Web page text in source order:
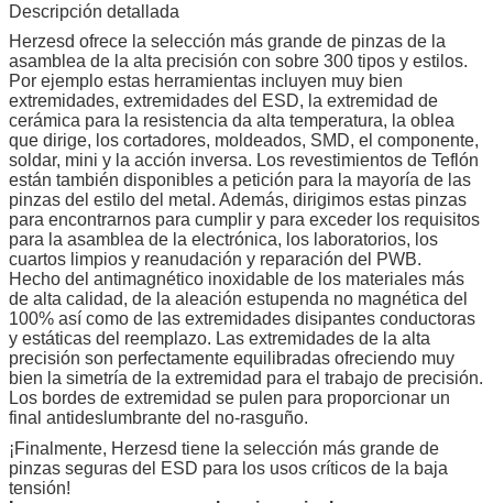
Descripción detallada
Herzesd ofrece la selección más grande de pinzas de la
asamblea de la alta precisión con sobre 300 tipos y estilos.
Por ejemplo estas herramientas incluyen muy bien
extremidades, extremidades del ESD, la extremidad de
cerámica para la resistencia da alta temperatura, la oblea
que dirige, los cortadores, moldeados, SMD, el componente,
soldar, mini y la acción inversa. Los revestimientos de Teflón
están también disponibles a petición para la mayoría de las
pinzas del estilo del metal. Además, dirigimos estas pinzas
para encontrarnos para cumplir y para exceder los requisitos
para la asamblea de la electrónica, los laboratorios, los
cuartos limpios y reanudación y reparación del PWB.
Hecho del antimagnético inoxidable de los materiales más
de alta calidad, de la aleación estupenda no magnética del
100% así como de las extremidades disipantes conductoras
y estáticas del reemplazo. Las extremidades de la alta
precisión son perfectamente equilibradas ofreciendo muy
bien la simetría de la extremidad para el trabajo de precisión.
Los bordes de extremidad se pulen para proporcionar un
final antideslumbrante del no-rasguño.
¡Finalmente, Herzesd tiene la selección más grande de
pinzas seguras del ESD para los usos críticos de la baja
tensión!